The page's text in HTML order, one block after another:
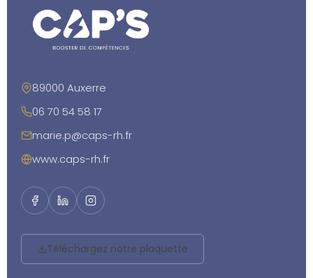
89000 Auxerre
06 70 54 58 17
marie.p@caps-rh.fr
www.caps-rh.fr
Téléchargez notre plaquette